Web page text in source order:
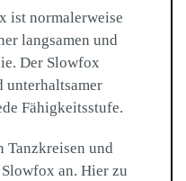
ist normalerweise
langsamen und
Der Slowfox
unterhaltsamer
Fähigkeitsstufe.
Tanzkreisen und
an. Hier zu